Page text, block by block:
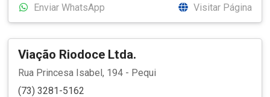
Enviar WhatsApp Visitar Página
Viação Riodoce Ltda.
Rua Princesa Isabel, 194 - Pequi
(73) 3281-5162